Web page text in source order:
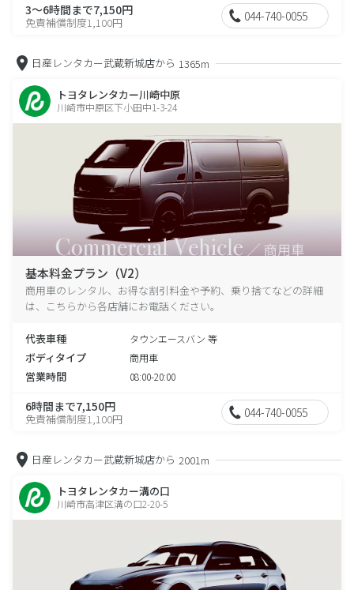
3～6時間まで7,150円
免責補償制度1,100円 044-740-0055
日産レンタカー武蔵新城店から 1365m
トヨタレンタカー川崎中原
川崎市中原区下小田中1-3-24
基本料金プラン（V2）
商用車のレンタル、お得な割引料金や予約、乗り捨てなどの詳細
は、こちらから各店舗にお電話ください。
代表車種 タウンエースバン 等
ボディタイプ 商用車
営業時間 08:00-20:00
6時間まで7,150円
免責補償制度1,100円 044-740-0055
日産レンタカー武蔵新城店から 2001m
トヨタレンタカー溝の口
川崎市高津区溝の口2-20-5